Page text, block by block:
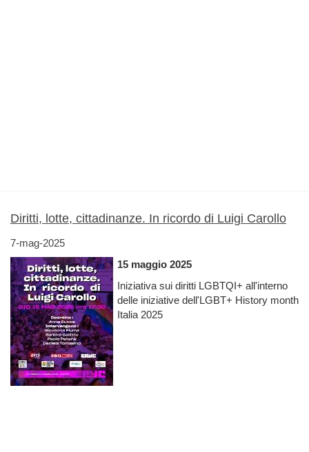
Diritti, lotte, cittadinanze. In ricordo di Luigi Carollo
7-mag-2025
15 maggio 2025
Iniziativa sui diritti LGBTQI+ all'interno
delle iniziative dell'LGBT+ History month
Italia 2025